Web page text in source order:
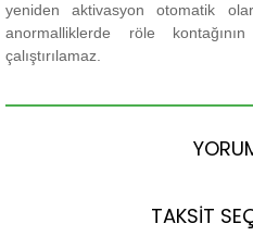
yeniden aktivasyon otomatik
anormalliklerde röle
çalıştırılamaz.
TAKSİT